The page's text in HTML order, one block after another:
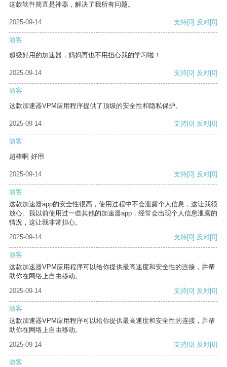
这款软件简直是神器，解决了我所有问题。
2025-09-14 支持[0] 反对[0]
游客
超级好用的加速器，妈妈再也不用担心我的学习啦！
2025-09-14 支持[0] 反对[0]
游客
这款加速器VPM应用程序提供了顶级的安全性和隐私保护。
2025-09-14 支持[0] 反对[0]
游客
超棒啊 好用
2025-09-14 支持[0] 反对[0]
游客
这款加速器app的安全性很高，使用过程中不会泄露个人信息，这让我很
放心。我以前使用过一些其他的加速器app，经常会出现个人信息泄露的
情况，这让我非常担心。
2025-09-14
支持[0] 反对[0]
游客
这款加速器VPM应用程序可以给你提供最高速度和安全性的连接，并帮
助你在网络上自由移动。
2025-09-14
支持[0] 反对[0]
游客
这款加速器VPM应用程序可以给你提供最高速度和安全性的连接，并帮
助你在网络上自由移动。
2025-09-14
支持[0] 反对[0]
游客